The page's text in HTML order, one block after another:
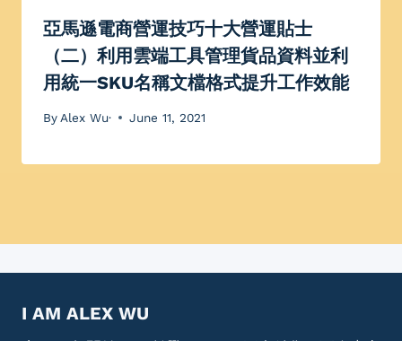
亞馬遜電商營運技巧十大營運貼士
（二）利用雲端工具管理貨品資料並利
用統一SKU名稱文檔格式提升工作效能
By Alex Wu· June 11, 2021
I AM ALEX WU